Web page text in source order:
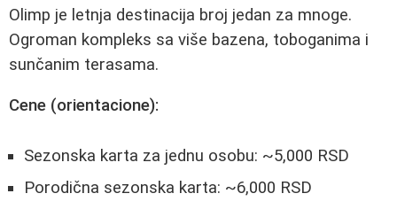
Olimp je letnja destinacija broj jedan za mnoge.
Ogroman kompleks sa više bazena, toboganima i
sunčanim terasama.
Cene (orientacione):
Sezonska karta za jednu osobu: ~5,000 RSD
Porodična sezonska karta: ~6,000 RSD